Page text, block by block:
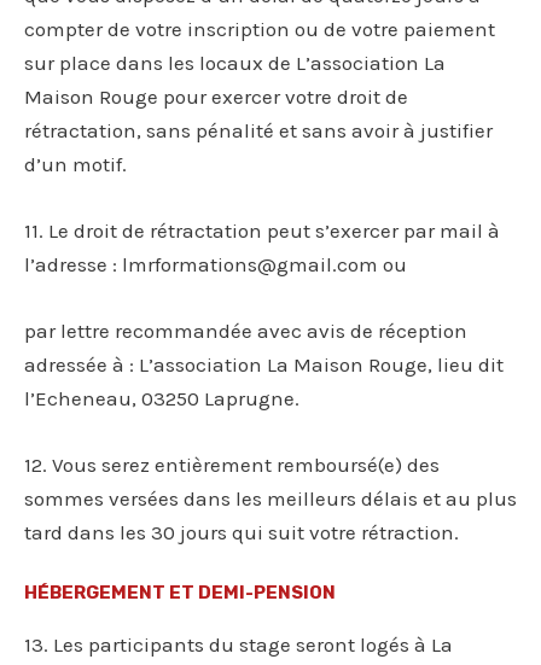
compter de votre inscription ou de votre paiement
sur place dans les locaux de L’association La
Maison Rouge pour exercer votre droit de
rétractation, sans pénalité et sans avoir à justifier
d’un motif.
11. Le droit de rétractation peut s’exercer par mail à
l’adresse : lmrformations@gmail.com ou
par lettre recommandée avec avis de réception
adressée à : L’association La Maison Rouge, lieu dit
l’Echeneau, 03250 Laprugne.
12. Vous serez entièrement remboursé(e) des
sommes versées dans les meilleurs délais et au plus
tard dans les 30 jours qui suit votre rétraction.
HÉBERGEMENT ET DEMI-PENSION
13. Les participants du stage seront logés à La